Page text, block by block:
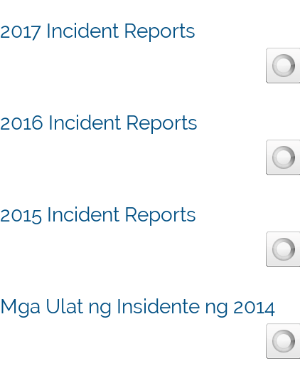
2017 Incident Reports
2016 Incident Reports
2015 Incident Reports
Mga Ulat ng Insidente ng 2014